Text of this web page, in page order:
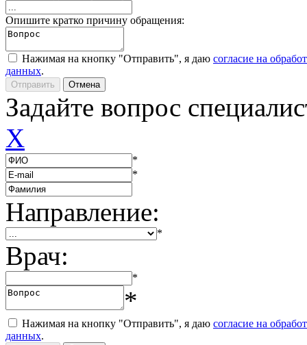
Опишите кратко причину обращения:
Нажимая на кнопку "Отправить", я даю согласие на
данных.
Задайте вопрос
X
*
*
Направление:
*
Врач:
*
*
Нажимая на кнопку "Отправить", я даю согласие на
данных.